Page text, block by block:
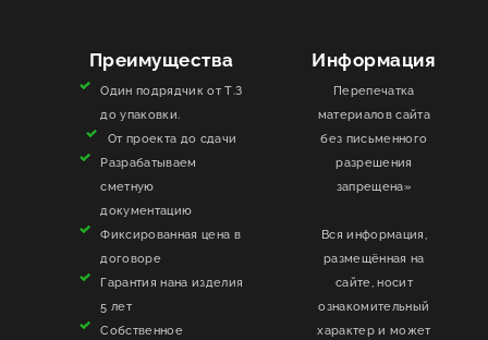
Преимущества
Один подрядчик от Т.З
до упаковки.
От проекта до сдачи
Разрабатываем
сметную
документацию
Фиксированная цена в
договоре
Гарантия нана изделия
5 лет
Собственное
Информация
Перепечатка
материалов сайта
без письменного
разрешения
запрещена»
Вся информация,
размещённая на
сайте, носит
ознакомительный
характер и может